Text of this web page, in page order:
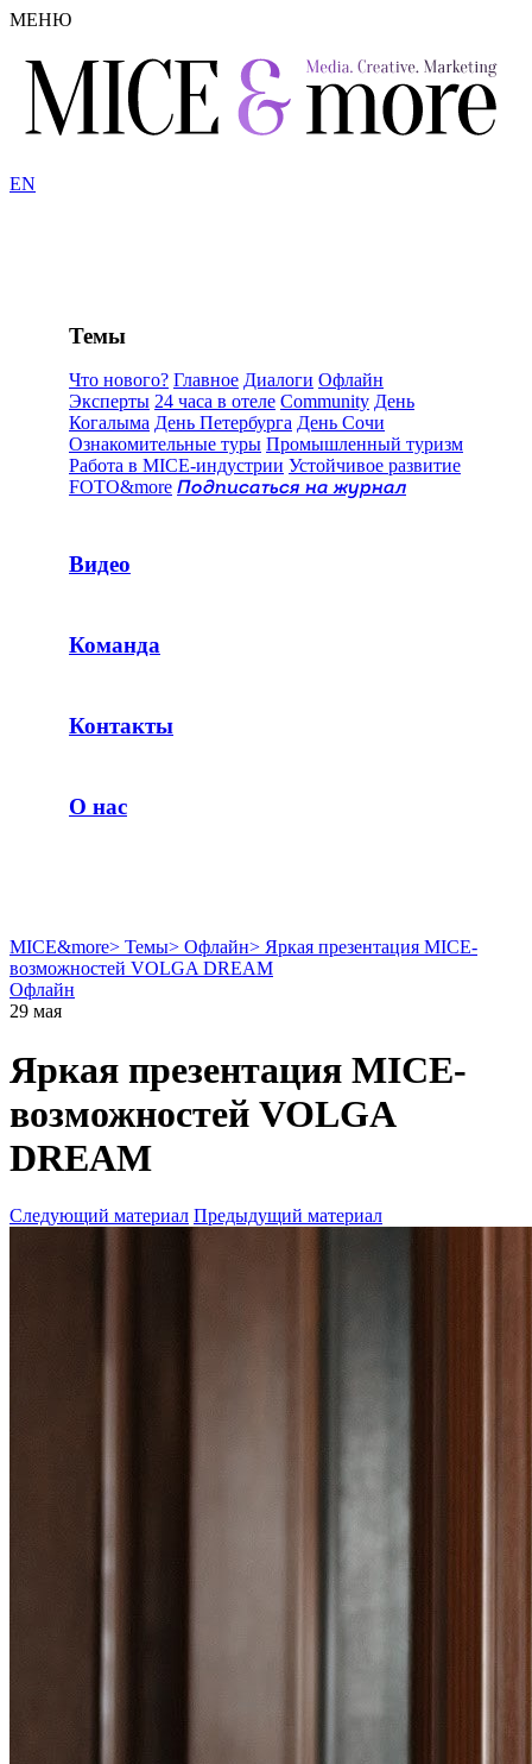
МЕНЮ
EN
Темы
Что нового? Главное Диалоги Офлайн
Эксперты 24 часа в отеле Community День
Когалыма День Петербурга День Сочи
Ознакомительные туры Промышленный туризм
Работа в MICE-индустрии Устойчивое развитие
FOTO&more Подписаться на журнал
Видео
Команда
Контакты
О нас
MICE&more> Темы> Офлайн> Яркая презентация MICE-
возможностей VOLGA DREAM
Офлайн
29 мая
Яркая презентация MICE-
возможностей VOLGA
DREAM
Следующий материал Предыдущий материал